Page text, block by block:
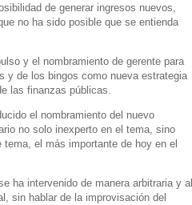
de generar ingresos nuevos,
no ha sido posible que se entienda
y el nombramiento de gerente para
y de los bingos como nueva estrategia
las finanzas públicas.
el nombramiento del nuevo
no solo inexperto en el tema, sino
el más importante de hoy en el
ha intervenido de manera arbitraria y al
sin hablar de la improvisación del